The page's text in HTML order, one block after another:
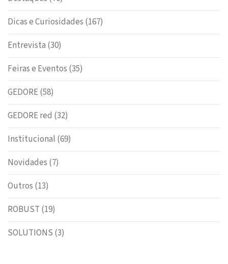
Dicas e Curiosidades (167)
Entrevista (30)
Feiras e Eventos (35)
GEDORE(58)
GEDORE red (32)
Institucional (69)
Novidades (7)
Outros (13)
ROBUST (19)
SOLUTIONS (3)